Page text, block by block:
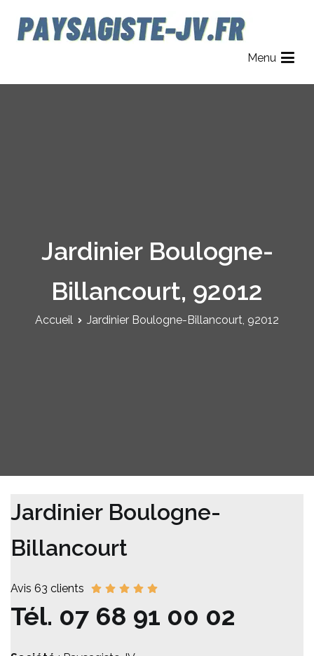
contenu
Menu
Jardinier Boulogne-
Billancourt, 92012
Accueil Jardinier Boulogne-Billancourt, 92012
Jardinier Boulogne-
Billancourt
Avis 63 clients
Tél. 07 68 91 00 02